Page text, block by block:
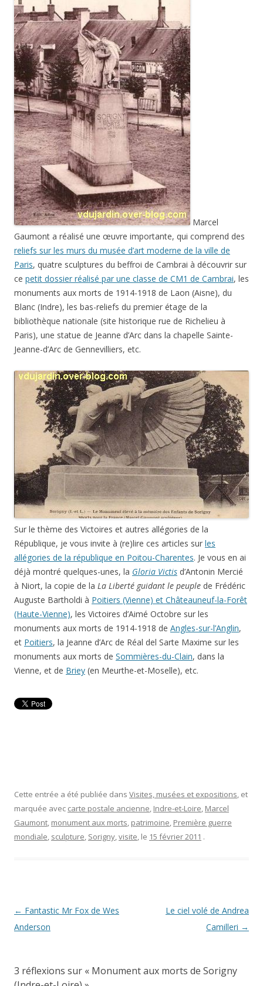
Marcel
Gaumont a réalisé une œuvre importante, qui comprend des
reliefs sur les murs du musée d’art moderne de la ville de
Paris, quatre sculptures du beffroi de Cambrai à découvrir sur
ce petit dossier réalisé par une classe de CM1 de Cambrai, les
monuments aux morts de 1914-1918 de Laon (Aisne), du
Blanc (Indre), les bas-reliefs du premier étage de la
bibliothèque nationale (site historique rue de Richelieu à
Paris), une statue de Jeanne d’Arc dans la chapelle Sainte-
Jeanne-d’Arc de Gennevilliers, etc.
Sur le thème des Victoires et autres allégories de la
République, je vous invite à (re)lire ces articles sur les
allégories de la république en Poitou-Charentes. Je vous en ai
déjà montré quelques-unes, la Gloria Victis d’Antonin Mercié
à Niort, la copie de la La Liberté guidant le peuple de Frédéric
Auguste Bartholdi à Poitiers (Vienne) et Châteauneuf-la-Forêt
(Haute-Vienne), les Victoires d’Aimé Octobre sur les
monuments aux morts de 1914-1918 de Angles-sur-l’Anglin,
et Poitiers, la Jeanne d’Arc de Réal del Sarte Maxime sur les
monuments aux morts de Sommières-du-Clain, dans la
Vienne, et de Briey (en Meurthe-et-Moselle), etc.
Cette entrée a été publiée dans Visites, musées et expositions, et
marquée avec carte postale ancienne, Indre-et-Loire, Marcel
Gaumont, monument aux morts, patrimoine, Première guerre
mondiale, sculpture, Sorigny,visite, le 15 février 2011 .
Navigation
des
← Fantastic Mr Fox de Wes
Anderson
Le ciel volé de Andrea
Camilleri →
3 réflexions sur « Monument aux morts de Sorigny